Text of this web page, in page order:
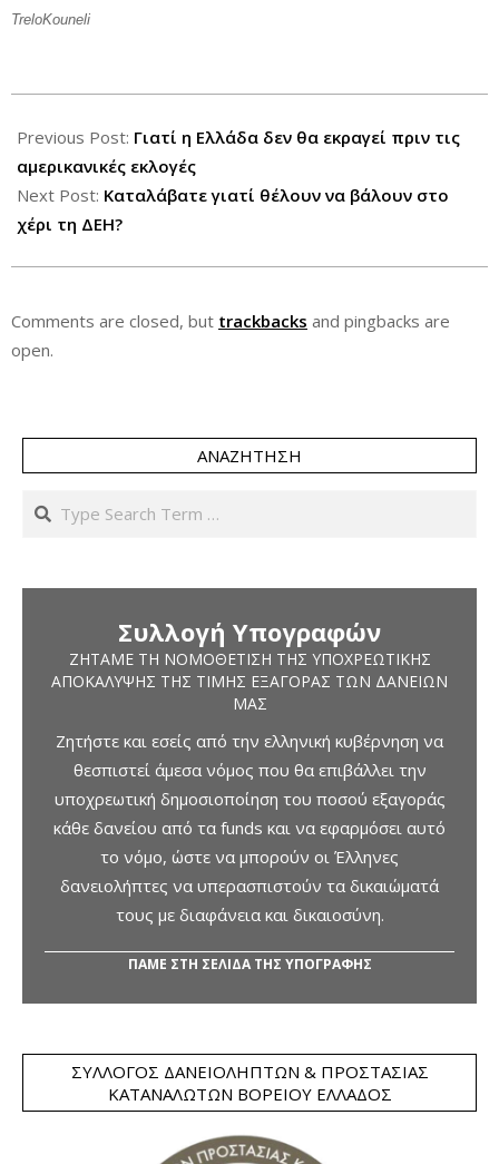
TreloKouneli
08-
30
Previous Post: Γιατί η Ελλάδα δεν θα εκραγεί πριν τις
αμερικανικές εκλογές
Next Post: Καταλάβατε γιατί θέλουν να βάλουν στο
χέρι τη ΔΕΗ?
Comments are closed, but trackbacks and pingbacks are
open.
ΑΝΑΖΉΤΗΣΗ
Search
Συλλογή Υπογραφών
ΖΗΤΆΜΕ ΤΗ ΝΟΜΟΘΈΤΙΣΗ ΤΗΣ ΥΠΟΧΡΕΩΤΙΚΉΣ
ΑΠΟΚΆΛΥΨΗΣ ΤΗΣ ΤΙΜΉΣ ΕΞΑΓΟΡΆΣ ΤΩΝ ΔΑΝΕΊΩΝ
ΜΑΣ
Ζητήστε και εσείς από την ελληνική κυβέρνηση να
θεσπιστεί άμεσα νόμος που θα επιβάλλει την
υποχρεωτική δημοσιοποίηση του ποσού εξαγοράς
κάθε δανείου από τα funds και να εφαρμόσει αυτό
το νόμο, ώστε να μπορούν οι Έλληνες
δανειολήπτες να υπερασπιστούν τα δικαιώματά
τους με διαφάνεια και δικαιοσύνη.
ΠΑΜΕ ΣΤΗ ΣΕΛΙΔΑ ΤΗΣ ΥΠΟΓΡΑΦΗΣ
ΣΎΛΛΟΓΟΣ ΔΑΝΕΙΟΛΗΠΤΏΝ & ΠΡΟΣΤΑΣΊΑΣ
ΚΑΤΑΝΑΛΩΤΏΝ ΒΟΡΕΊΟΥ ΕΛΛΆΔΟΣ